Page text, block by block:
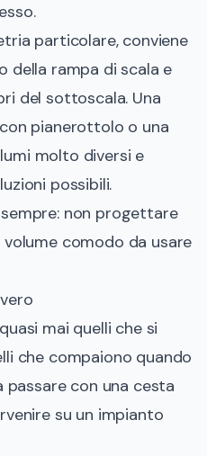
particolare, conviene
della rampa di scala e
del sottoscala. Una
pianerottolo o una
molto diversi e
possibili.
non progettare
comodo da usare
mai quelli che si
che compaiono quando
passare con una cesta
su un impianto